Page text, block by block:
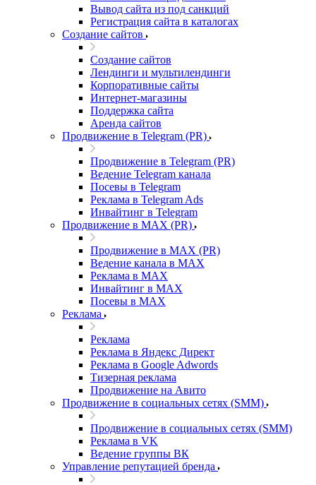
Вывод сайта из под санкций
Регистрация сайта в каталогах
Создание сайтов
Создание сайтов
Лендинги и мультилендинги
Корпоративные сайты
Интернет-магазины
Поддержка сайта
Аренда сайтов
Продвижение в Telegram (PR)
Продвижение в Telegram (PR)
Ведение Telegram канала
Посевы в Telegram
Реклама в Telegram Ads
Инвайтинг в Telegram
Продвижение в MAX (PR)
Продвижение в MAX (PR)
Ведение канала в MAX
Реклама в MAX
Инвайтинг в MAX
Посевы в MAX
Реклама
Реклама
Реклама в Яндекс Директ
Реклама в Google Adwords
Тизерная реклама
Продвижение на Авито
Продвижение в социальных сетях (SMM)
Продвижение в социальных сетях (SMM)
Реклама в VK
Ведение группы ВК
Управление репутацией бренда